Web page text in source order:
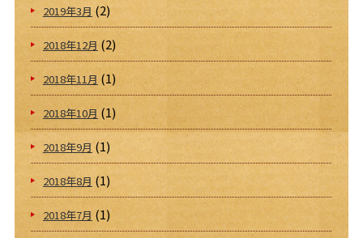
2019年3月 (2)
2018年12月 (2)
2018年11月(1)
2018年10月(1)
2018年9月(1)
2018年8月 (1)
2018年7月(1)